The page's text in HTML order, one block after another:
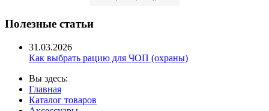
Полезные статьи
31.03.2026
Как выбрать рацию для ЧОП (охраны)
Вы здесь:
Главная
Каталог товаров